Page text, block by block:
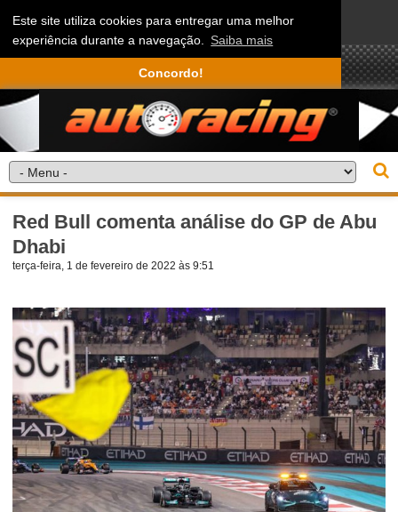
Este site utiliza cookies para entregar uma melhor
experiência durante a navegação. Saiba mais
Concordo!
Red Bull comenta análise do GP de Abu
Dhabi
terça-feira, 1 de fevereiro de 2022 às 9:51